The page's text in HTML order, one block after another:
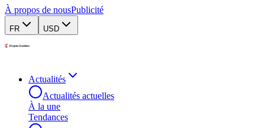
À propos de nousPublicité
FR USD
Actualités
Actualités actuelles
À la une
Tendances